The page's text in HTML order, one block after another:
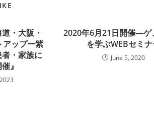
・大阪・
アップー紫
・家族に
』
2020年6月21日開催―ゲ
を学ぶWEBセミ
June 5, 2020